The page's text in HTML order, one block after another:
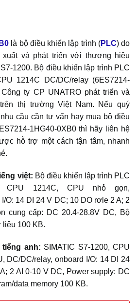
là bộ điều khiển lập trình (PLC) do
xuất và phát triển với thương hiệu
1200. Bộ điều khiển lập trình PLC
1214C DC/DC/relay (6ES7214-
ty CP UNATRO phát triển và
thị trường Việt Nam. Nếu quý
cầu cần tư vấn hay mua bộ điều
1HG40-0XB0 thì hãy liên hệ
hỗ trợ một cách tận tâm, nhanh
việt: Bộ điều khiển lập trình PLC
CPU 1214C, CPU nhỏ gọn,
O: 14 DI 24 V DC; 10 DO rơle 2 A; 2
cung cấp: DC 20.4-28.8V DC, Bộ
100 KB.
tiếng anh: SIMATIC S7-1200, CPU
DC/DC/relay, onboard I/O: 14 DI 24
2 AI 0-10 V DC, Power supply: DC
data memory 100 KB.